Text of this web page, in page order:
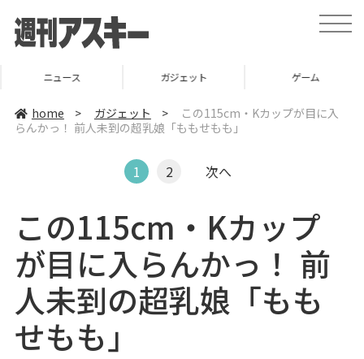
t
o
v
ニュース ガジェット ゲーム
home > ガジェット >
この115cm・Kカップが目に入
らんかっ！ 前人未到の超乳娘「ももせもも」
1 2 次へ
この115cm・Kカップ
が目に入らんかっ！ 前
人未到の超乳娘「もも
せもも」